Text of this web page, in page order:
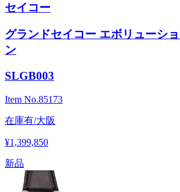
セイコー
グランドセイコー エボリューシ
ン
SLGB003
Item No.85173
在庫有/大阪
¥1,399,850
新品